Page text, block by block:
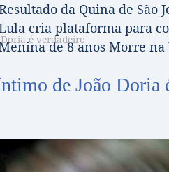
da Quina de São
cria plataforma para
de 8 anos Morre na
é verdadeiro
de João Doria